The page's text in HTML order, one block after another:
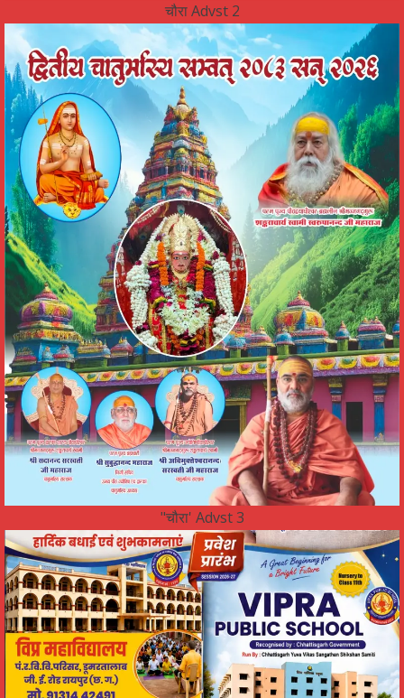
चौरा Advst 2
"चौरा' Advst 3